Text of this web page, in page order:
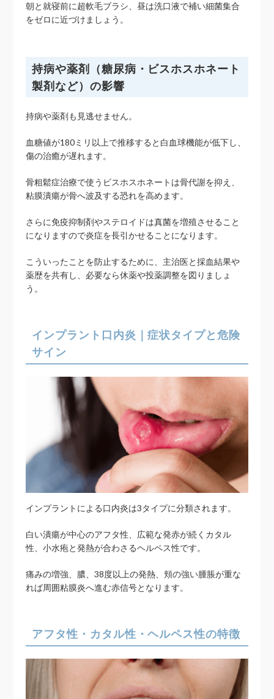
朝と就寝前に超軟毛ブラシ、昼は洗口液で補い細菌集合
をゼロに近づけましょう。
持病や薬剤（糖尿病・ビスホスホネート
製剤など）の影響
持病や薬剤も見逃せません。
血糖値が180ミリ以上で推移すると白血球機能が低下し、
傷の治癒が遅れます。
骨粗鬆症治療で使うビスホスホネートは骨代謝を抑え、
粘膜潰瘍が骨へ波及する恐れを高めます。
さらに免疫抑制剤やステロイドは真菌を増殖させること
になりますので炎症を長引かせることになります。
こういったことを防止するために、主治医と採血結果や
薬歴を共有し、必要なら休薬や投薬調整を図りましょ
う。
インプラント口内炎｜症状タイプと危険
サイン
インプラントによる口内炎は3タイプに分類されます。
白い潰瘍が中心のアフタ性、広範な発赤が続くカタル
性、小水疱と発熱が合わさるヘルペス性です。
痛みの増強、膿、38度以上の発熱、頬の強い腫脹が重な
れば周囲粘膜炎へ進む赤信号となります。
アフタ性・カタル性・ヘルペス性の特徴